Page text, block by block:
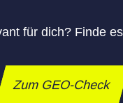
für dich? Finde
Zum GEO-Check